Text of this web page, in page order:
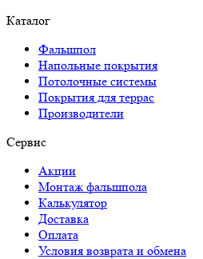
Каталог
Фальшпол
Напольные покрытия
Потолочные системы
Покрытия для террас
Производители
Сервис
Акции
Монтаж фальшпола
Калькулятор
Доставка
Оплата
Условия возврата и обмена